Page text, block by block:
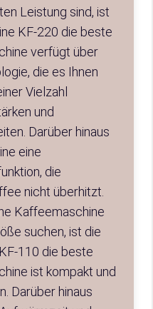
Leistung sind, ist
KF-220 die beste
verfügt über
die es Ihnen
Vielzahl
und
Darüber hinaus
eine
die
nicht überhitzt.
Kaffeemaschine
suchen, ist die
110 die beste
ist kompakt und
Darüber hinaus